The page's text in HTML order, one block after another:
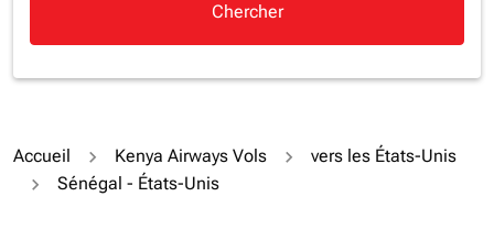
Chercher
Accueil Kenya Airways Vols
vers les États-Unis
Sénégal - États-Unis